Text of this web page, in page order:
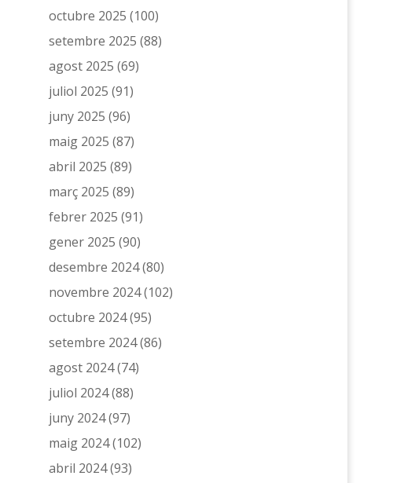
octubre 2025 (100)
setembre 2025 (88)
agost 2025 (69)
juliol 2025 (91)
juny 2025 (96)
maig 2025 (87)
abril 2025 (89)
març 2025 (89)
febrer 2025 (91)
gener 2025 (90)
desembre 2024(80)
novembre 2024(102)
octubre 2024(95)
setembre 2024(86)
agost 2024(74)
juliol 2024(88)
juny 2024(97)
maig 2024(102)
abril 2024(93)